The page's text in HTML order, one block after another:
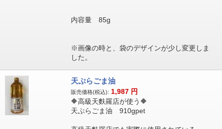
内容量 85g
※画像の時と、袋のデザインが少し変更しま
した。
天ぷらごま油
販売価格(税込): 1,987 円
🔶高級天麩羅店が使う🔶
天ぷらごま油 910gpet